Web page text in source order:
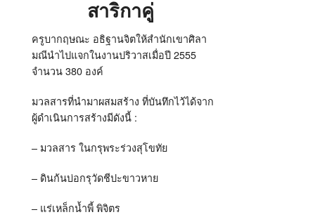
สาริกาคู่
ครูบากฤษณะ อธิฐานจิตให้สำนักเขาศิลา
มณีนำไปแจกในงานปริวาสเมื่อปี 2555
จำนวน 380 องค์
มวลสารที่นำมาผสมสร้าง ที่บันทึกไว้ได้จาก
ผู้ดำเนินการสร้างมีดังนี้ :
– มวลสาร ในกรุพระร่วงสุโขทัย
– ดินก้นบ่อกรุวัดชีปะขาวหาย
– แร่เหล็กน้ำพี้ พิจิตร